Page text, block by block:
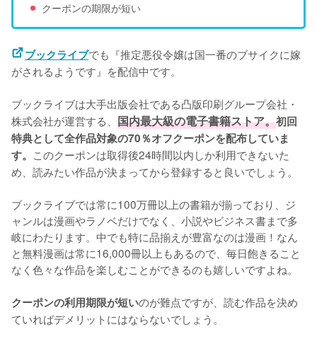
クーポンの期限が短い
ブックライブでも『推定悪役令嬢は国一番のブサイクに嫁
がされるようです』を配信中です。
ブックライブは大手出版会社である凸版印刷グループ会社・
株式会社が運営する、 国内最大級の電子書籍ストア。初回
特典として全作品対象の70％オフクーポンを配布していま
す。 このクーポンは取得後24時間以内しか利用できないた
め、読みたい作品が決まってから登録すると良いでしょう。
ブックライブでは常に100万冊以上の書籍が揃っており、ジ
ャンルは漫画やラノベだけでなく、小説やビジネス書まで多
岐にわたります。中でも特に品揃えが豊富なのは漫画！なん
と無料漫画は常に16,000冊以上もあるので、毎日飽きること
なく色々な作品を楽しむことができるのも嬉しいですよね。
クーポンの利用期限が短いのが難点ですが、読む作品を決め
ていればデメリットにはならないでしょう。